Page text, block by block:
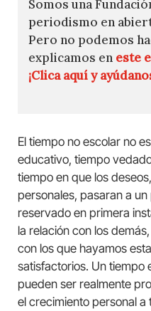
Somos una
periodismo en
Pero no podemos
explicamos en este
¡Clica aquí y
El tiempo no escolar no
educativo, tiempo
tiempo en que los
personales, pasaran a
reservado en primera
la relación con los
con los que hayamos
satisfactorios. Un tiempo
pueden ser realmente
el crecimiento personal a